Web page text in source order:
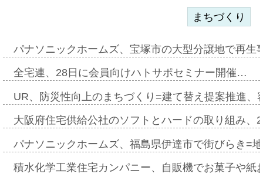
まちづくり
パナソニックホームズ、宝塚市の大型分譲地で再
全宅連、28日に会員向けハトサポセミナー開催…
UR、防災性向上のまちづくり=建て替え提案推進
大阪府住宅供給公社のソフトとハードの取り組み
パナソニックホームズ、福島県伊達市で街びらき=
積水化学工業住宅カンパニー、自販機でお菓子や